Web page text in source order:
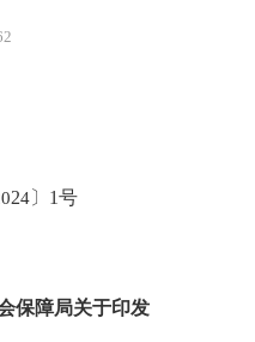
24〕 1号
保障局关于印发